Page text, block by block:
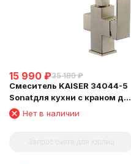
15 990 ₽35 180 ₽
Смеситель KAISER 34044-5
Sonatдля кухни с краном для
питьевой воды (кран-букса
6134)
Нет в наличии